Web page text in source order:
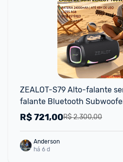
ZEALOT-S79 Alto-falante
falante Bluetooth
fora Som super bom
R$ 2.300,00
R$721,00
Anderson
há 6 d